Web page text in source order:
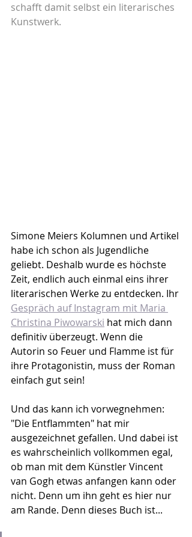
schafft damit selbst ein literarisches
Kunstwerk.
Simone Meiers Kolumnen und Artikel
habe ich schon als Jugendliche
geliebt. Deshalb wurde es höchste
Zeit, endlich auch einmal eins ihrer
literarischen Werke zu entdecken. Ihr
Gespräch auf Instagram mit Maria
Christina Piwowarski hat mich dann
definitiv überzeugt. Wenn die
Autorin so Feuer und Flamme ist für
ihre Protagonistin, muss der Roman
einfach gut sein!
Und das kann ich vorwegnehmen:
"Die Entflammten" hat mir
ausgezeichnet gefallen. Und dabei ist
es wahrscheinlich vollkommen egal,
ob man mit dem Künstler Vincent
van Gogh etwas anfangen kann oder
nicht. Denn um ihn geht es hier nur
am Rande. Denn dieses Buch ist...